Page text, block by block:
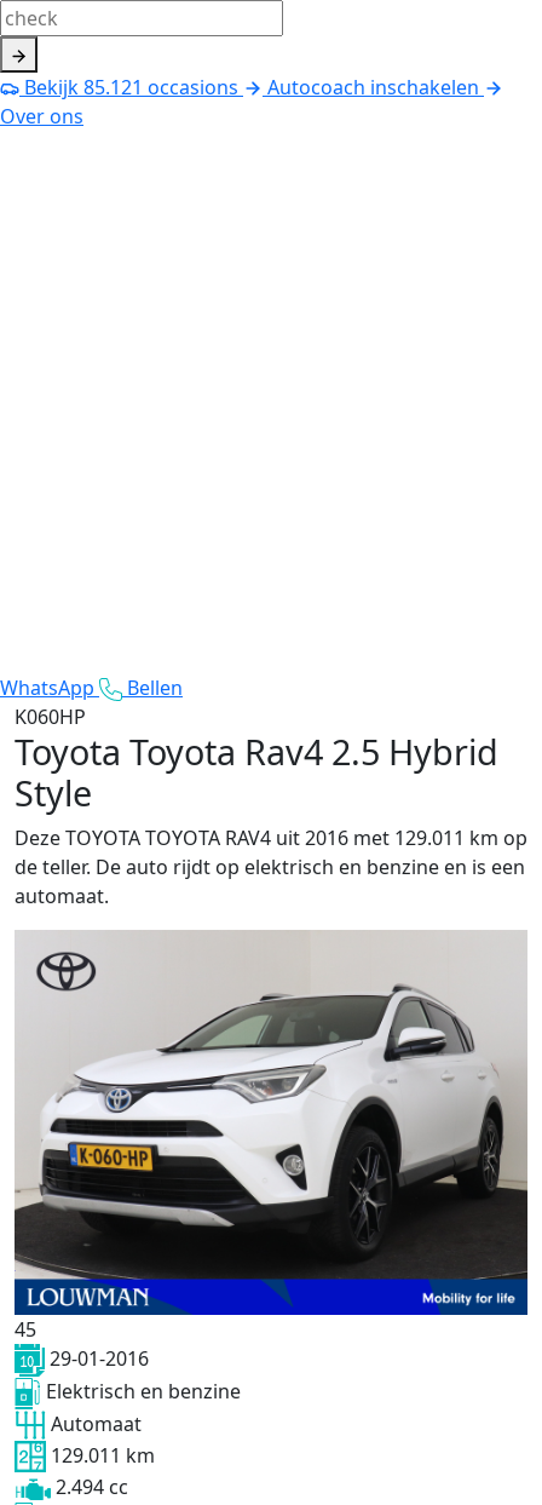
Bekijk85.121 occasions
Autocoach inschakelen
Over ons
WhatsApp
Bellen
K060HP
Toyota Toyota Rav4 2.5 Hybrid
Style
Deze TOYOTA TOYOTA RAV4 uit 2016 met 129.011 km op
de teller. De auto rijdt op elektrisch en benzine en is een
automaat.
45
29-01-2016
Elektrisch en benzine
Automaat
129.011 km
2.494 cc